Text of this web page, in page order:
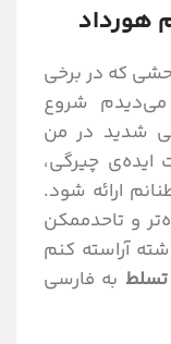
هورداد
که در برخی
می‌دیدم شروع
شدید در من
چیرگی،
ارائه شود.
و تاحدممکن
آراسته کنم
تسلط به فارسی